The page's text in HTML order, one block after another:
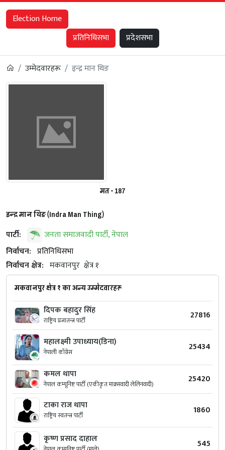
Election Home
प्रतिनिधिसभा
प्रदेशसभा
उम्मेदवारहरू इन्द्र मान थिङ
मत - 187
इन्द्र मान थिङ (Indra Man Thing)
पार्टी:
जनता समाजवादी पार्टी, नेपाल
निर्वाचन: प्रतिनिधिसभा
निर्वाचन क्षेत्र: मकवानपुर क्षेत्र १
मकवानपुर क्षेत्र १ का अन्य उम्मेदवारहरू
दिपक बहादुर सिंह
राष्ट्रिय प्रजातन्त्र पार्टी
27816
महालक्ष्मी उपाध्याय(डिना)
नेपाली काँग्रेस
25434
कमल थापा
नेपाल कम्यूनिष्ट पार्टी (एकीकृत माक्र्सवादी लेलिनवादी)
25420
टाका राज थापा
राष्ट्रिय स्वतन्त्र पार्टी 1860
कृष्ण प्रसाद दाहाल 545